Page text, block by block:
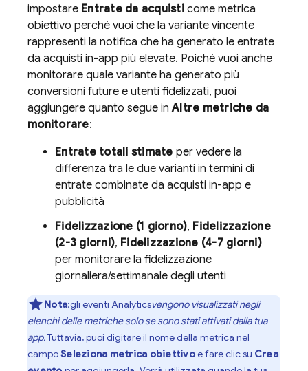
impostare Entrate da acquisticome metrica
obiettivo perché vuoi che la variante vincente
rappresenti la notifica che ha generato le entrate
da acquisti in-app più elevate. Poiché vuoi anche
monitorare quale variante ha generato più
conversioni future e utenti fidelizzati, puoi
aggiungere quanto segue inAltre metriche da
monitorare:
Entrate totali stimate per vedere la
differenza tra le due varianti in termini di
entrate combinate da acquisti in-app e
pubblicità
Fidelizzazione (1 giorno), Fidelizzazione
(2-3 giorni), Fidelizzazione (4-7 giorni)
per monitorare la fidelizzazione
giornaliera/settimanale degli utenti
Nota:gli eventi Analyticsvengono visualizzati negli
elenchi delle metriche solo se sono stati attivati dalla tua
app.Tuttavia, puoi digitare il nome della metrica nel
campoSeleziona metrica obiettivoe fare clic su Crea